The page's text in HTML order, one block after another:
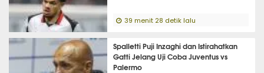
39 menit 28 detik lalu
Spalletti Puji Inzaghi dan Istirahatkan
Gatti Jelang Uji Coba Juventus vs
Palermo